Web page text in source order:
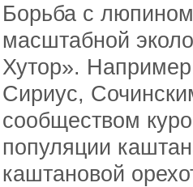
Борьба с
масштабной
Хутор».
Сириус,
сообществом
популяции
каштановой